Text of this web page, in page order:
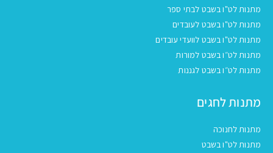
מתנות לט"ו בשבט לבתי ספר
מתנות לט"ו בשבט לעובדים
מתנות לט"ו בשבט לוועדי עובדים
מתנות לט״ו בשבט למורות
מתנות לט״ו בשבט לגננות
מתנות לחגים
מתנות לחנוכה
מתנות לט"ו בשבט